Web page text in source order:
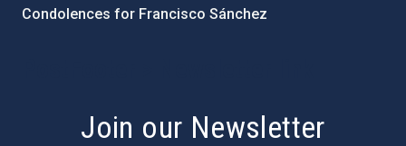
Condolences for Francisco Sánchez
Join our Newsletter